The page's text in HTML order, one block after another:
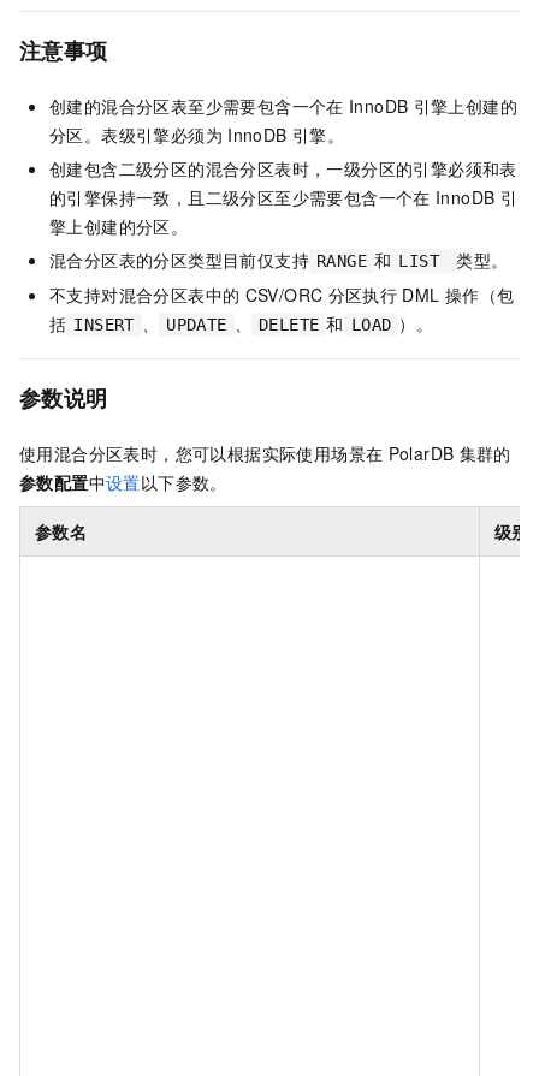
注意事项
创建的混合分区表至少需要包含一个在 InnoDB 引擎上创建的
分区。表级引擎必须为 InnoDB 引擎。
创建包含二级分区的混合分区表时，一级分区的引擎必须和表
的引擎保持一致，且二级分区至少需要包含一个在 InnoDB 引
擎上创建的分区。
混合分区表的分区类型目前仅支持 RANGE 和 LIST
类型。
不支持对混合分区表中的 CSV/ORC 分区执行 DML 操作（包
括 INSERT 、 UPDATE 、 DELETE 和 LOAD ）。
参数说明
使用混合分区表时，您可以根据实际使用场景在 PolarDB 集群的
参数配置中设置以下参数。
参数名 级别